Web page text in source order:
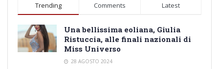
Trending Comments Latest
Una bellissima eoliana, Giulia
Ristuccia, alle finali nazionali di
Miss Universo
28 AGOSTO 2024